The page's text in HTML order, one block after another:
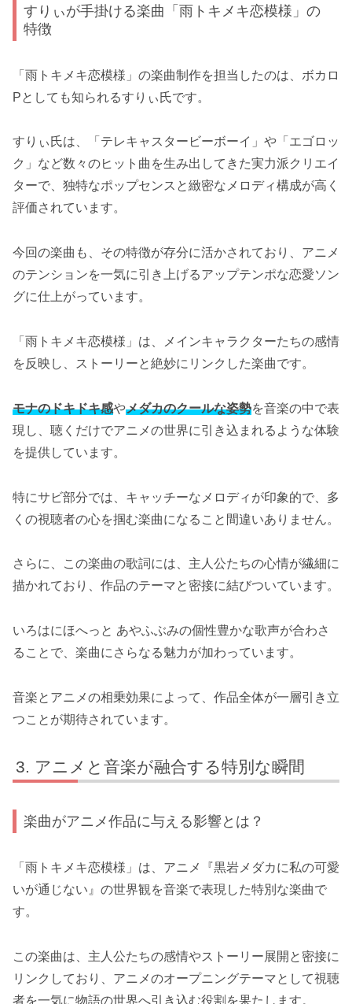
すりぃが手掛ける楽曲「雨トキメキ恋模様」の
特徴
「雨トキメキ恋模様」の楽曲制作を担当したのは、ボカロ
Pとしても知られるすりぃ氏です。
すりぃ氏は、「テレキャスタービーボーイ」や「エゴロッ
ク」など数々のヒット曲を生み出してきた実力派クリエイ
ターで、独特なポップセンスと緻密なメロディ構成が高く
評価されています。
今回の楽曲も、その特徴が存分に活かされており、アニメ
のテンションを一気に引き上げるアップテンポな恋愛ソン
グに仕上がっています。
「雨トキメキ恋模様」は、メインキャラクターたちの感情
を反映し、ストーリーと絶妙にリンクした楽曲です。
モナのドキドキ感やメダカのクールな姿勢を音楽の中で表
現し、聴くだけでアニメの世界に引き込まれるような体験
を提供しています。
特にサビ部分では、キャッチーなメロディが印象的で、多
くの視聴者の心を掴む楽曲になること間違いありません。
さらに、この楽曲の歌詞には、主人公たちの心情が繊細に
描かれており、作品のテーマと密接に結びついています。
いろはにほへっと あやふぶみの個性豊かな歌声が合わさ
ることで、楽曲にさらなる魅力が加わっています。
音楽とアニメの相乗効果によって、作品全体が一層引き立
つことが期待されています。
アニメと音楽が融合する特別な瞬間
楽曲がアニメ作品に与える影響とは？
「雨トキメキ恋模様」は、アニメ『黒岩メダカに私の可愛
いが通じない』の世界観を音楽で表現した特別な楽曲で
す。
この楽曲は、主人公たちの感情やストーリー展開と密接に
リンクしており、アニメのオープニングテーマとして視聴
者を一気に物語の世界へ引き込む役割を果たします。